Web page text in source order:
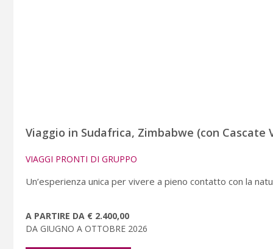
Viaggio in Sudafrica, Zimbabwe (con
VIAGGI PRONTI DI GRUPPO
Un’esperienza unica per vivere a pieno contatto con la
A PARTIRE DA € 2.400,00
DA GIUGNO A OTTOBRE 2026